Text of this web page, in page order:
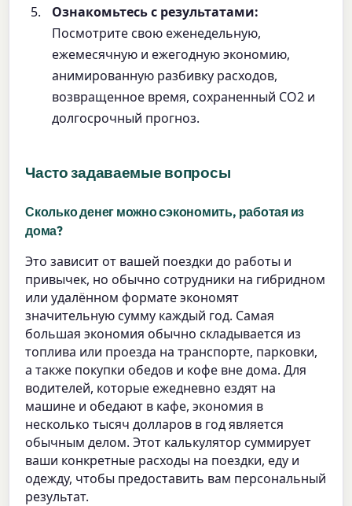
Ознакомьтесь с результатами:
Посмотрите свою еженедельную,
ежемесячную и ежегодную экономию,
анимированную разбивку расходов,
возвращенное время, сохраненный CO2 и
долгосрочный прогноз.
Часто задаваемые вопросы
Сколько денег можно сэкономить, работая из
дома?
Это зависит от вашей поездки до работы и
привычек, но обычно сотрудники на гибридном
или удалённом формате экономят
значительную сумму каждый год. Самая
большая экономия обычно складывается из
топлива или проезда на транспорте, парковки,
а также покупки обедов и кофе вне дома. Для
водителей, которые ежедневно ездят на
машине и обедают в кафе, экономия в
несколько тысяч долларов в год является
обычным делом. Этот калькулятор суммирует
ваши конкретные расходы на поездки, еду и
одежду, чтобы предоставить вам персональный
результат.